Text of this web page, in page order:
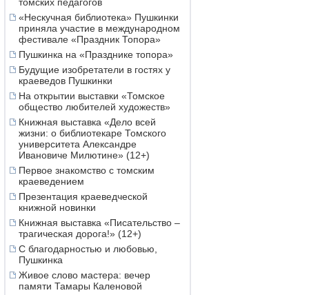
«Нескучная библиотека» Пушкинки
приняла участие в международном
фестивале «Праздник Топора»
Пушкинка на «Празднике топора»
Будущие изобретатели в гостях у
краеведов Пушкинки
На открытии выставки «Томское
общество любителей художеств»
Книжная выставка «Дело всей
жизни: о библиотекаре Томского
университета Александре
Ивановиче Милютине» (12+)
Первое знакомство с томским
краеведением
Презентация краеведческой
книжной новинки
Книжная выставка «Писательство –
трагическая дорога!» (12+)
С благодарностью и любовью,
Пушкинка
Живое слово мастера: вечер
памяти Тамары Каленовой